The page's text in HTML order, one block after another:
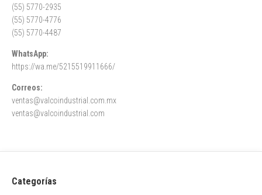
(55) 5770-2935
(55) 5770-4776
(55) 5770-4487
WhatsApp:
https://wa.me/5215519911666/
Correos:
ventas@valcoindustrial.com.mx
ventas@valcoindustrial.com
Categorías